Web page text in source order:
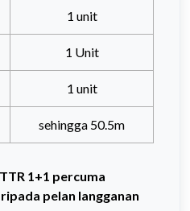
1 unit
1 Unit
1 unit
sehingga 50.5m
1+1 percuma
pelan langganan